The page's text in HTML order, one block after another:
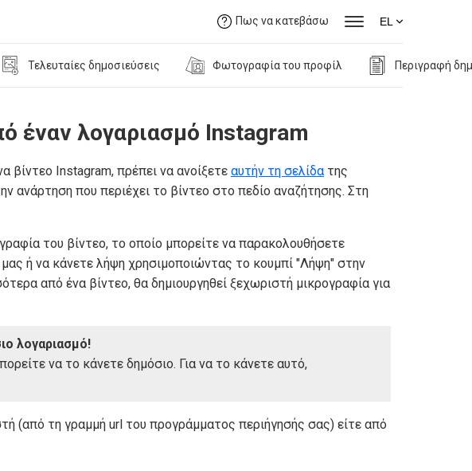
Πως να κατεβάσω EL
Τελευταίες δημοσιεύσεις Φωτογραφία του προφίλ Περιγραφή
έναν λογαριασμό Instagram
βίντεο Instagram, πρέπει να ανοίξετε αυτήν τη σελίδατης
ανάρτηση που περιέχει το βίντεο στο πεδίο αναζήτησης. Στη
του βίντεο, το οποίο μπορείτε να παρακολουθήσετε
ή να κάνετε λήψη χρησιμοποιώντας το κουμπί "Λήψη" στην
από ένα βίντεο, θα δημιουργηθεί ξεχωριστή μικρογραφία για
λογαριασμό!
να το κάνετε δημόσιο. Για να το κάνετε αυτό,
(από τη γραμμή url του προγράμματος περιήγησής σας) είτε από